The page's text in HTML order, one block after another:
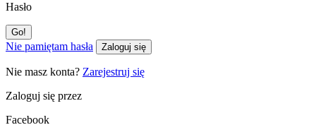
Hasło
Nie pamiętam hasła Zaloguj się
Nie masz konta? Zarejestruj się
Zaloguj się przez
Facebook